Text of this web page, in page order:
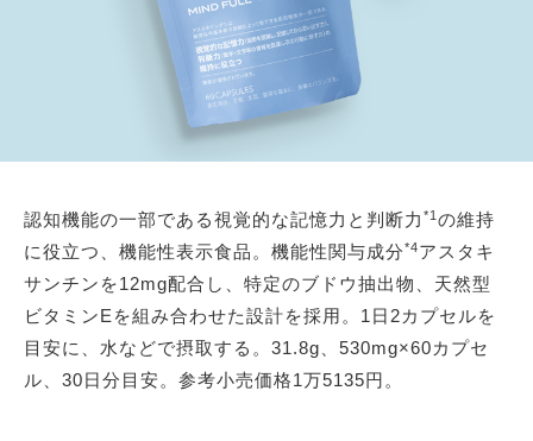
認知機能の一部である視覚的な記憶力と判断力 *1 の維持
に役立つ、機能性表示食品。機能性関与成分*4アスタキ
サンチンを12mg配合し、特定のブドウ抽出物、天然型
ビタミンEを組み合わせた設計を採用。1日2カプセルを
目安に、水などで摂取する。31.8g、530mg×60カプセ
ル、30日分目安。参考小売価格1万5135円。